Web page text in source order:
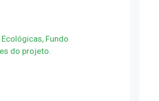
Fundo
do projeto.